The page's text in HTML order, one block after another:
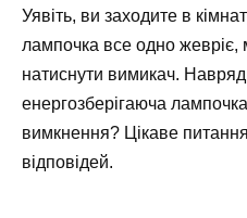
Уявіть, ви заходите в
лампочка все одно жевріє,
натиснути вимикач.
енергозберігаюча лампочка
вимкнення? Цікаве
відповідей.